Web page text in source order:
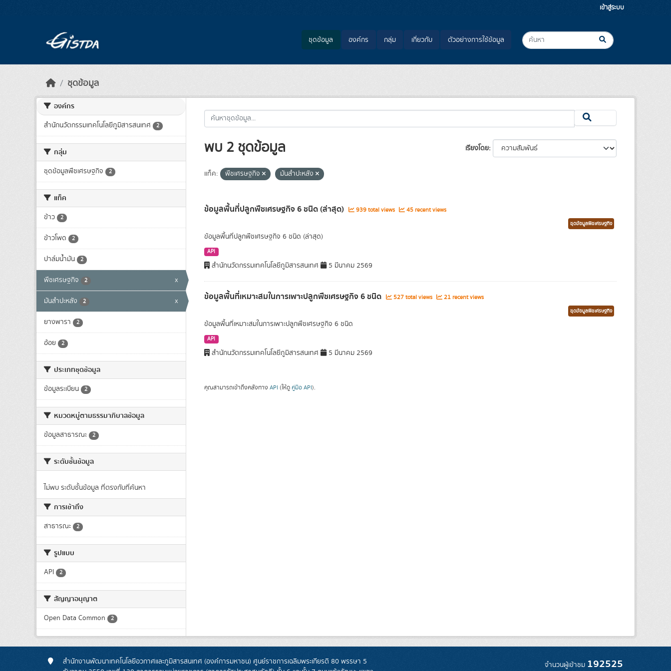
เข้าสู่ระบบ
ชุดข้อมูล องค์กร กลุ่ม เกี่ยวกับ ตัวอย่างการใช้ข้อมูล
ชุดข้อมูล
องค์กร
สำนักนวัตกรรมเทคโนโลยีภูมิสารสนเทศ 2
กลุ่ม
ชุดข้อมูลพืชเศรษฐกิจ 2
แท็ค
ข้าว 2
ข้าวโพด 2
ปาล์มน้ำมัน 2
พืชเศรษฐกิจ 2 x
มันสำปะหลัง 2 x
ยางพารา 2
อ้อย 2
ประเภทชุดข้อมูล
ข้อมูลระเบียน 2
หมวดหมู่ตามธรรมาภิบาลข้อมูล
ข้อมูลสาธารณะ 2
ระดับชั้นข้อมูล
ไม่พบ ระดับชั้นข้อมูล ที่ตรงกับที่ค้นหา
การเข้าถึง
สาธารณะ 2
รูปแบบ
API 2
สัญญาอนุญาต
Open Data Common 2
เรียงโดย
พบ 2 ชุดข้อมูล
แท็ค: พืชเศรษฐกิจ มันสำปะหลัง
ข้อมูลพื้นที่ปลูกพืชเศรษฐกิจ 6 ชนิด (ล่าสุด) 939 total views 45 recent views
ชุดข้อมูลพืชเศรษฐกิจ
ข้อมูลพื้นที่ปลูกพืชเศรษฐกิจ 6 ชนิด (ล่าสุด)
API
สำนักนวัตกรรมเทคโนโลยีภูมิสารสนเทศ 5 มีนาคม 2569
ข้อมูลพื้นที่เหมาะสมในการเพาะปลูกพืชเศรษฐกิจ 6 ชนิด 527 total views 21 recent views
ชุดข้อมูลพืชเศรษฐกิจ
ข้อมูลพื้นที่เหมาะสมในการเพาะปลูกพืชเศรษฐกิจ 6 ชนิด
API
สำนักนวัตกรรมเทคโนโลยีภูมิสารสนเทศ 5 มีนาคม 2569
คุณสามารถเข้าถึงคลังทาง API (ให้ดู คู่มือ API).
สำนักงานพัฒนาเทคโนโลยีอวกาศและภูมิสารสนเทศ (องค์การมหาชน) ศูนย์ราชการเฉลิมพระเกียรติ 80 พรรษา 5
จำนวนผู้เข้าชม 192525